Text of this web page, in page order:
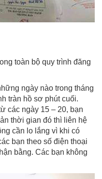
toàn bộ quy trình đăng
ngày nào trong tháng
tràn hồ sơ phút cuối.
các ngày 15 – 20, bạn
thời gian đó thì liên hệ
cần lo lắng vì khi có
bạn theo số điện thoại
bằng. Các bạn không